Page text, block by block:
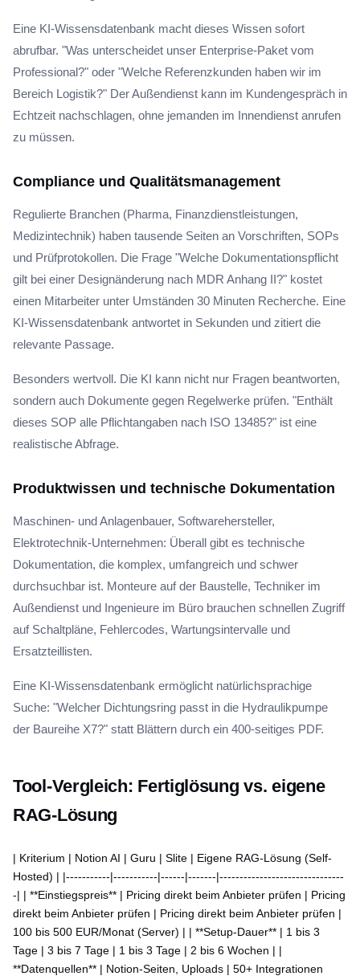
Eine KI-Wissensdatenbank macht dieses Wissen sofort
abrufbar. "Was unterscheidet unser Enterprise-Paket vom
Professional?" oder "Welche Referenzkunden haben wir im
Bereich Logistik?" Der Außendienst kann im Kundengespräch in
Echtzeit nachschlagen, ohne jemanden im Innendienst anrufen
zu müssen.
Compliance und Qualitätsmanagement
Regulierte Branchen (Pharma, Finanzdienstleistungen,
Medizintechnik) haben tausende Seiten an Vorschriften, SOPs
und Prüfprotokollen. Die Frage "Welche Dokumentationspflicht
gilt bei einer Designänderung nach MDR Anhang II?" kostet
einen Mitarbeiter unter Umständen 30 Minuten Recherche. Eine
KI-Wissensdatenbank antwortet in Sekunden und zitiert die
relevante Passage.
Besonders wertvoll. Die KI kann nicht nur Fragen beantworten,
sondern auch Dokumente gegen Regelwerke prüfen. "Enthält
dieses SOP alle Pflichtangaben nach ISO 13485?" ist eine
realistische Abfrage.
Produktwissen und technische Dokumentation
Maschinen- und Anlagenbauer, Softwarehersteller,
Elektrotechnik-Unternehmen: Überall gibt es technische
Dokumentation, die komplex, umfangreich und schwer
durchsuchbar ist. Monteure auf der Baustelle, Techniker im
Außendienst und Ingenieure im Büro brauchen schnellen Zugriff
auf Schaltpläne, Fehlercodes, Wartungsintervalle und
Ersatzteillisten.
Eine KI-Wissensdatenbank ermöglicht natürlichsprachige
Suche: "Welcher Dichtungsring passt in die Hydraulikpumpe
der Baureihe X7?" statt Blättern durch ein 400-seitiges PDF.
Tool-Vergleich: Fertiglösung vs. eigene
RAG-Lösung
| Kriterium | Notion AI | Guru | Slite | Eigene RAG-Lösung (Self-
Hosted) | |-----------|-----------|------|-------|-------------------------------
-| | **Einstiegspreis** | Pricing direkt beim Anbieter prüfen | Pricing
direkt beim Anbieter prüfen | Pricing direkt beim Anbieter prüfen |
100 bis 500 EUR/Monat (Server) | | **Setup-Dauer** | 1 bis 3
Tage | 3 bis 7 Tage | 1 bis 3 Tage | 2 bis 6 Wochen | |
**Datenquellen** | Notion-Seiten, Uploads | 50+ Integrationen